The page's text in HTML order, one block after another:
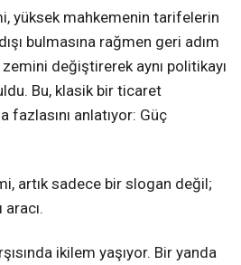
yüksek mahkemenin tarifelerin
bulmasına rağmen geri adım
değiştirerek aynı politikayı
Bu, klasik bir ticaret
anlatıyor: Güç
artık sadece bir slogan değil;
ikilem yaşıyor. Bir yanda